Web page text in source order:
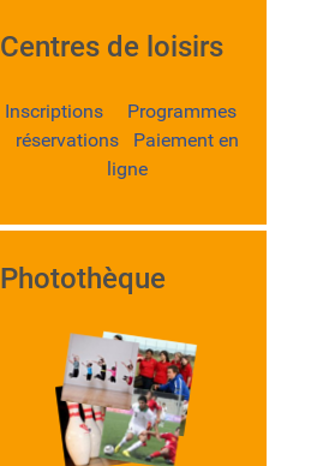
Centres de loisirs
Inscriptions Programmes
réservations Paiement en
ligne
Photothèque